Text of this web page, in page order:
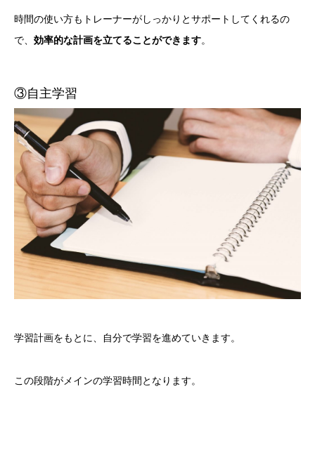
時間の使い方もトレーナーがしっかりとサポートしてくれるの
で、 効率的な計画を立てることができます。
③自主学習
学習計画をもとに、自分で学習を進めていきます。
この段階がメインの学習時間となります。